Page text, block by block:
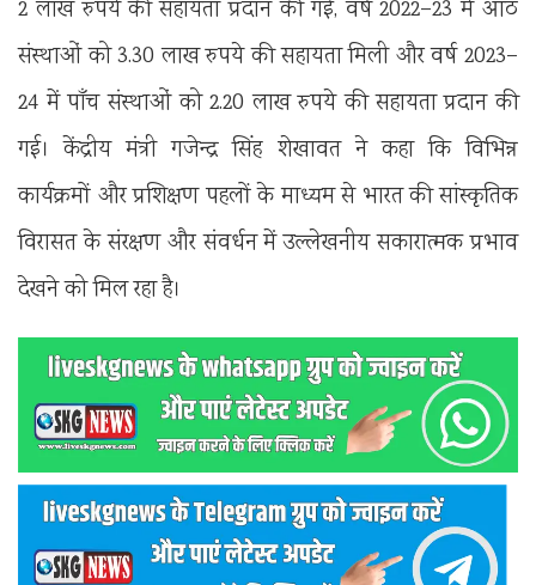
2 लाख रुपये की सहायता प्रदान की गई, वर्ष 2022–23 में आठ
संस्थाओं को 3.30 लाख रुपये की सहायता मिली और वर्ष 2023–
24 में पाँच संस्थाओं को 2.20 लाख रुपये की सहायता प्रदान की
गई। केंद्रीय मंत्री गजेन्द्र सिंह शेखावत ने कहा कि विभिन्न
कार्यक्रमों और प्रशिक्षण पहलों के माध्यम से भारत की सांस्कृतिक
विरासत के संरक्षण और संवर्धन में उल्लेखनीय सकारात्मक प्रभाव
देखने को मिल रहा है।